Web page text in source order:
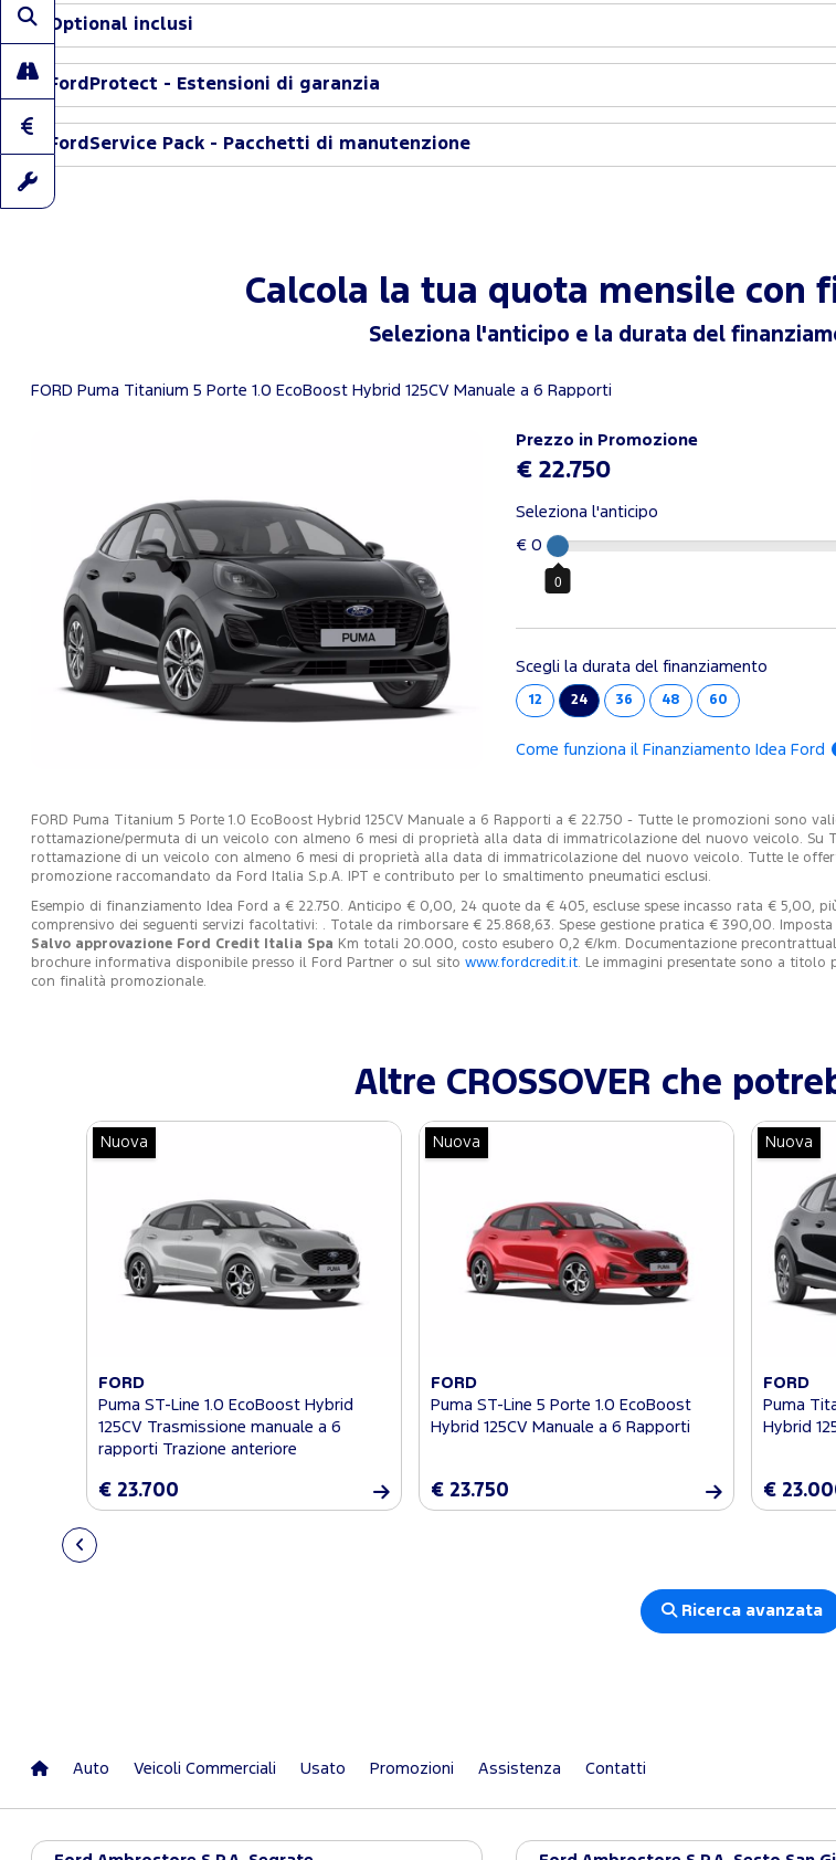
Optional inclusi
FordProtect - Estensioni di garanzia
FordService Pack - Pacchetti di manutenzione
Calcola la tua quota mensile con
Seleziona l'anticipo e la durata del
FORD Puma Titanium 5 Porte 1.0 EcoBoost Hybrid 125CV Manuale a 6 Rapporti
Prezzo in Promozione
€ 22.750
Seleziona l'anticipo
€ 0
0
Scegli la durata del finanziamento
12 24 36 48 60
Come funziona il Finanziamento Idea Ford
FORD Puma Titanium 5 Porte 1.0 EcoBoost Hybrid 125CV Manuale a 6 Rapporti a € 22.750 - Tutte le promozioni sono
rottamazione/permuta di un veicolo con almeno 6 mesi di proprietà alla data di immatricolazione del nuovo veicolo.
rottamazione di un veicolo con almeno 6 mesi di proprietà alla data di immatricolazione del nuovo veicolo. Tutte le
promozione raccomandato da Ford Italia S.p.A. IPT e contributo per lo smaltimento pneumatici esclusi.
Esempio di finanziamento Idea Ford a € 22.750. Anticipo € 0,00, 24 quote da € 405, escluse spese incasso rata € 5,00,
comprensivo dei seguenti servizi facoltativi: . Totale da rimborsare € 25.868,63. Spese gestione pratica € 390,00.
Salvo approvazione Ford Credit Italia Spa Km totali 20.000, costo esubero 0,2 €/km. Documentazione
brochure informativa disponibile presso il Ford Partner o sul sito www.fordcredit.it . Le immagini presentate sono a
con finalità promozionale.
Altre CROSSOVER che
Nuova
FORD
Puma ST-Line 1.0 EcoBoost Hybrid
125CV Trasmissione manuale a 6
rapporti Trazione anteriore
€ 23.700
Nuova
FORD
Puma ST-Line 5 Porte 1.0 EcoBoost
Hybrid 125CV Manuale a 6 Rapporti
€ 23.750
Nuova
FORD
Puma
Hybrid
€
Ricerca avanzata
Auto Veicoli Commerciali Usato Promozioni Assistenza Contatti